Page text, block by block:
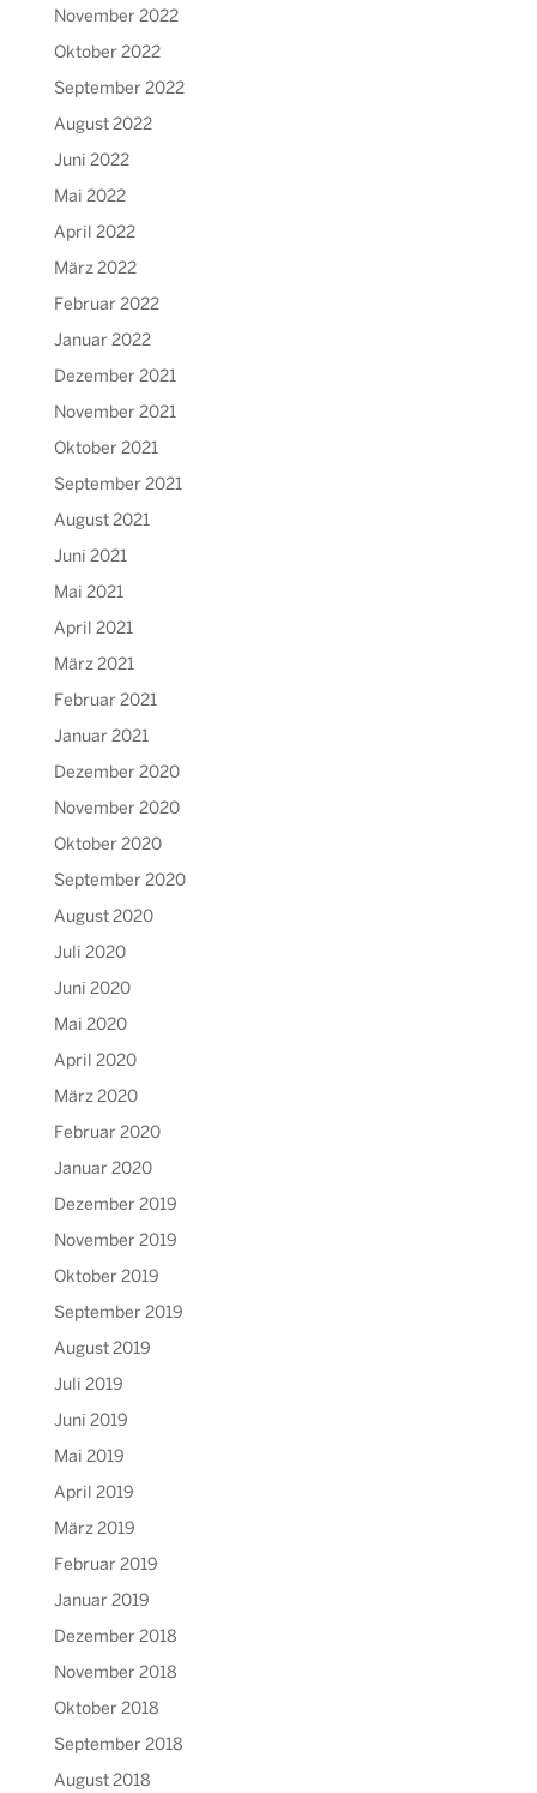
November 2022
Oktober 2022
September 2022
August 2022
Juni 2022
Mai 2022
April 2022
März 2022
Februar 2022
Januar 2022
Dezember 2021
November 2021
Oktober 2021
September 2021
August 2021
Juni 2021
Mai 2021
April 2021
März 2021
Februar 2021
Januar 2021
Dezember 2020
November 2020
Oktober 2020
September 2020
August 2020
Juli 2020
Juni 2020
Mai 2020
April 2020
März 2020
Februar 2020
Januar 2020
Dezember 2019
November 2019
Oktober 2019
September 2019
August 2019
Juli 2019
Juni 2019
Mai 2019
April 2019
März 2019
Februar 2019
Januar 2019
Dezember 2018
November 2018
Oktober 2018
September 2018
August 2018